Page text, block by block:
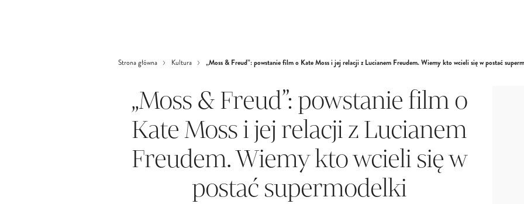
Strona główna Kultura „Moss & Freud”: powstanie film o Kate Moss i jej relacji z Lucianem Freudem. Wiemy kto wcieli się w postać
„Moss & Freud”: powstanie film o
Kate Moss i jej relacji z Lucianem
Freudem. Wiemy kto wcieli się w
postać supermodelki